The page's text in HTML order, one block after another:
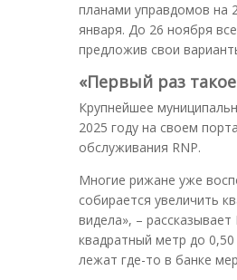
планами управдомов на
января. До 26 ноября
предложив свои
«Первый раз
Крупнейшее
2025 году на своем
обслуживания RNP.
Многие рижане уже
собирается увеличить
видела», –
квадратный метр до
лежат где-то в банке